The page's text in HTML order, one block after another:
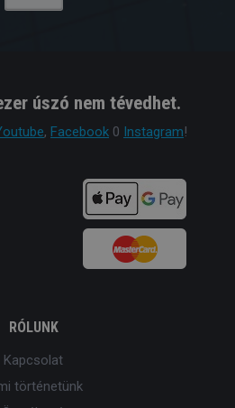
úszó nem tévedhet.
, Facebook 0 Instagram!
RÓLUNK
Kapcsolat
történetünk